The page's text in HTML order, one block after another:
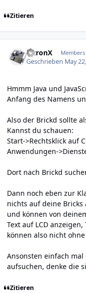
Zitieren
AuronX Members
Geschrieben May
Hmmm Java und
Anfang des Namens
Also der Brickd sollte
Kannst du schauen:
Start->Rechtsklick auf
Anwendungen-
Dort nach Brickd
Dann noch eben zur
nichts auf deine
und können von
Text auf LCD
können also nicht
Ansonsten einfach
aufsuchen, denke die
Zitieren